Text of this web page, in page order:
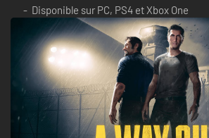
Disponible sur PC, PS4 et Xbox One